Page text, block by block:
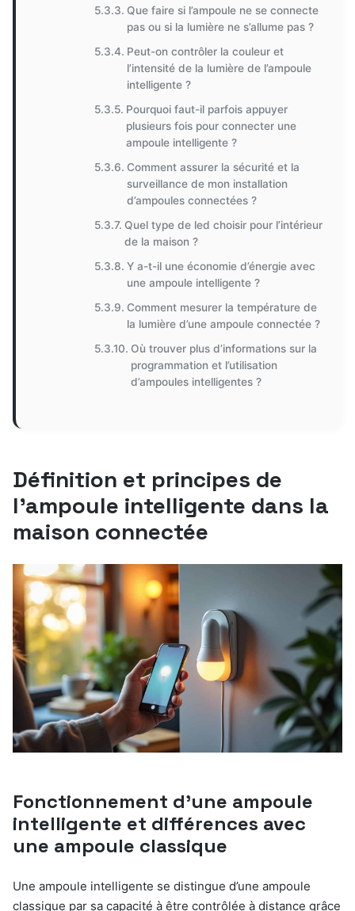
Que faire si l’ampoule ne se connecte
pas ou si la lumière ne s’allume pas ?
Peut-on contrôler la couleur et
l’intensité de la lumière de l’ampoule
intelligente ?
Pourquoi faut-il parfois appuyer
plusieurs fois pour connecter une
ampoule intelligente ?
Comment assurer la sécurité et la
surveillance de mon installation
d’ampoules connectées ?
Quel type de led choisir pour l’intérieur
de la maison ?
Y a-t-il une économie d’énergie avec
une ampoule intelligente ?
Comment mesurer la température de
la lumière d’une ampoule connectée ?
Où trouver plus d’informations sur la
programmation et l’utilisation
d’ampoules intelligentes ?
Définition et principes de
l’ampoule intelligente dans la
maison connectée
Fonctionnement d’une ampoule
intelligente et différences avec
une ampoule classique
Une ampoule intelligente se distingue d’une ampoule
classique par sa capacité à être contrôlée à distance grâce